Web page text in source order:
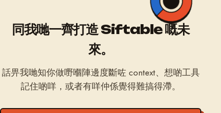
同我哋一齊打造 Siftable 嘅未
來。
話畀我哋知你做嘢嗰陣邊度斷咗 context、想啲工具
記住啲咩，或者有咩仲係覺得難搞得滯。